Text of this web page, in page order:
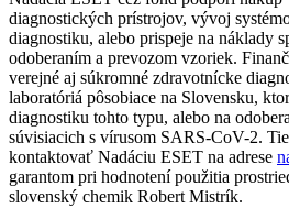
diagnostických prístrojov, vývoj
diagnostiku, alebo prispeje na náklady
odoberaním a prevozom vzoriek.
verejné aj súkromné zdravotnícke
laboratóriá pôsobiace na Slovensku,
diagnostiku tohto typu, alebo na
súvisiacich s vírusom SARS-CoV-2.
kontaktovať Nadáciu ESET na adrese
garantom pri hodnotení použitia
slovenský chemik Robert Mistrík.